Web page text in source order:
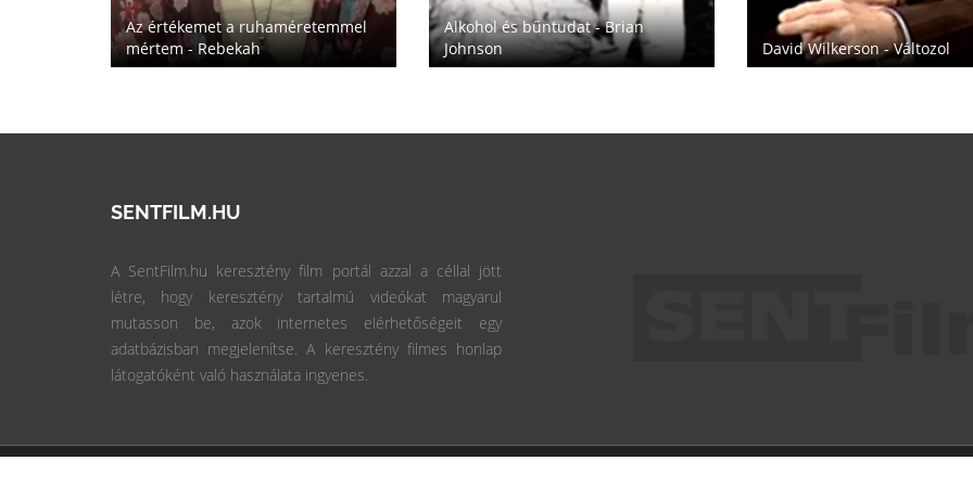
Az értékemet a ruhaméretemmel
mértem - Rebekah
Alkohol és bűntudat - Brian
Johnson
David Wilkerson - Változol
SENTFILM.HU
A SentFilm.hu keresztény film portál azzal a céllal jött
létre, hogy keresztény tartalmú videókat magyarul
mutasson be, azok internetes elérhetőségeit egy
adatbázisban megjelenítse. A keresztény filmes honlap
látogatóként való használata ingyenes.